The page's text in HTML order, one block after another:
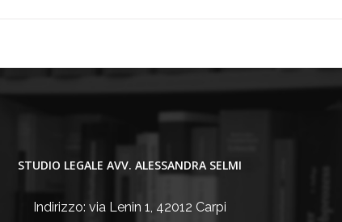
STUDIO LEGALE AVV. ALESSANDRA SELMI
Indirizzo: via Lenin 1, 42012 Carpi